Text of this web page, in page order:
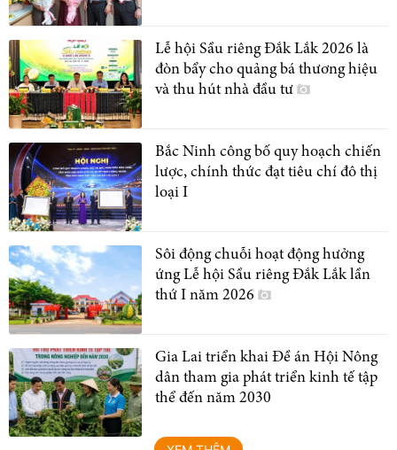
Lễ hội Sầu riêng Đắk Lắk 2026 là
đòn bẩy cho quảng bá thương hiệu
và thu hút nhà đầu tư
Bắc Ninh công bố quy hoạch chiến
lược, chính thức đạt tiêu chí đô thị
loại I
Sôi động chuỗi hoạt động hưởng
ứng Lễ hội Sầu riêng Đắk Lắk lần
thứ I năm 2026
Gia Lai triển khai Đề án Hội Nông
dân tham gia phát triển kinh tế tập
thể đến năm 2030